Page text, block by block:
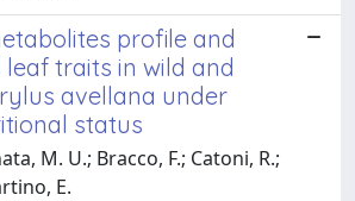
profile and
traits in wild and
avellana under
status
M. U.; Bracco, F.; Catoni, R.;
E.